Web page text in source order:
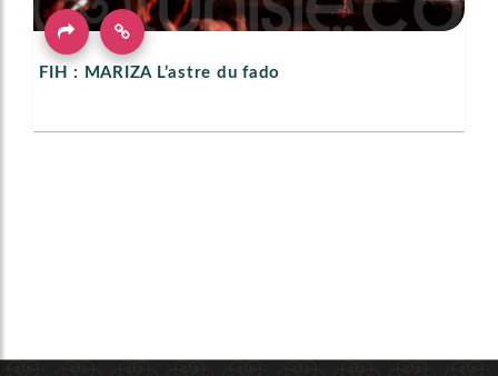
FIH : MARIZA L’astre du fado